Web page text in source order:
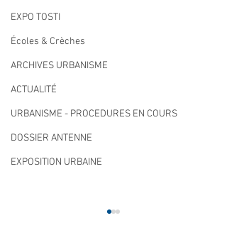
EXPO TOSTI
Écoles & Crèches
ARCHIVES URBANISME
ACTUALITÉ
URBANISME - PROCEDURES EN COURS
DOSSIER ANTENNE
EXPOSITION URBAINE